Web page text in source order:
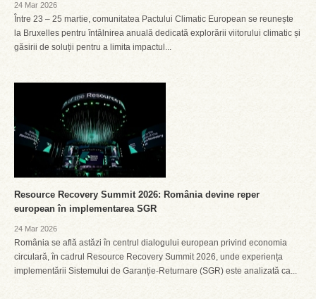
24 Mar 2026
Între 23 – 25 martie, comunitatea Pactului Climatic European se reunește
la Bruxelles pentru întâlnirea anuală dedicată explorării viitorului climatic și
găsirii de soluții pentru a limita impactul...
Resource Recovery Summit 2026: România devine reper
european în implementarea SGR
24 Mar 2026
România se află astăzi în centrul dialogului european privind economia
circulară, în cadrul Resource Recovery Summit 2026, unde experiența
implementării Sistemului de Garanție-Returnare (SGR) este analizată ca...